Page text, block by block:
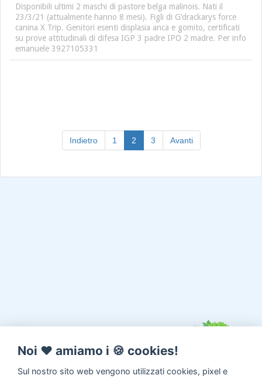
Disponibili ultimi 2 maschi di pastore belga malinois. Nati il
23/3/21 (attualmente hanno 8 mesi). Figli di G’drackarys force
canina X Trip. Genitori esenti displasia anca e gomito, certificati
su prove attitudinali di difesa IGP 3 padre IPO 2 madre. Per info
emanuele 3927105331
Indietro 1 2(current)
3 Avanti
Noi ♥️ amiamo i 🍪 cookies!
Sul nostro sito web vengono utilizzati cookies, pixel e